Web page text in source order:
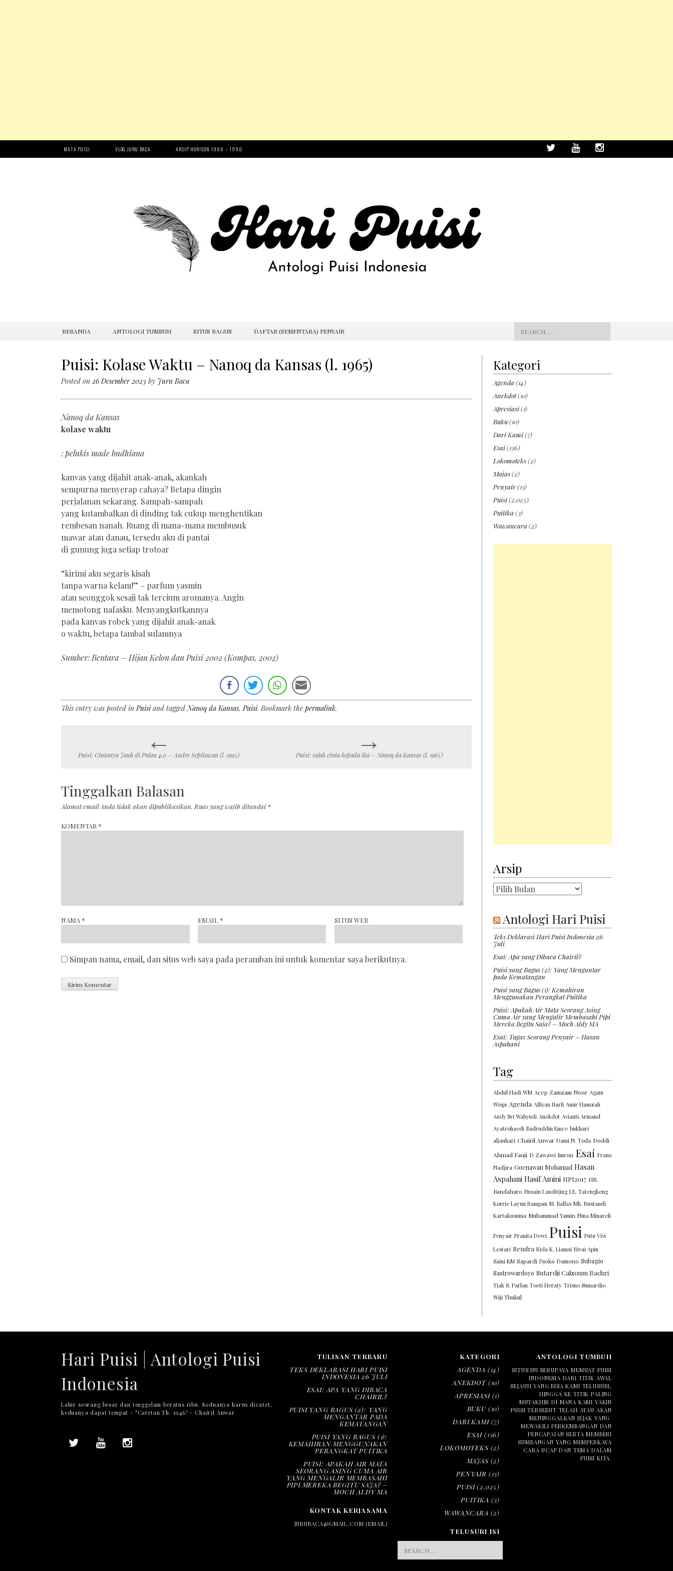
MATA PUISI VLOG JURU BACA ARSIP HORISON 1966 – 1990
SKIP
BERANDA ANTOLOGI TUMBUH SITUS BAGUS DAFTAR (SEMENTARA) PENYAIR
Search
for:
Puisi: Kolase Waktu – Nanoq da Kansas (l. 1965)
Posted on 26 Desember 2023 by Juru Baca
Nanoq da Kansas
kolase waktu
: pelukis made budhiana
kanvas yang dijahit anak-anak, akankah
sempurna menyerap cahaya? Betapa dingin
perjalanan sekarang. Sampah-sampah
yang kutambalkan di dinding tak cukup menghentikan
rembesan nanah. Ruang di mana-mana membusuk
mawar atau danau, tersedu aku di pantai
di gunung juga setiap trotoar
“kirimi aku segaris kisah
tanpa warna kelam!” – parfum yasmin
atau seonggok sesaji tak tercium aromanya. Angin
memotong nafasku. Menyangkutkannya
pada kanvas robek yang dijahit anak-anak
o waktu, betapa tambal sulamnya
Sumber: Bentara – Hijau Kelon dan Puisi 2002 (Kompas, 2002)
This entry was posted inPuisiand taggedNanoq da Kansas,Puisi. Bookmark the permalink.
navigation
←
Puisi: Cintanya Jauh di Pulau 4.0 – Andre Septiawan (l. 1995) →
Puisi: sajak cinta kepada ika – Nanoq da Kansas (l. 1965)
Tinggalkan Balasan
Alamat email Anda tidak akan dipublikasikan. Ruas yang wajib ditandai *
KOMENTAR *
NAMA * EMAIL * SITUS WEB
Simpan nama, email, dan situs web saya pada peramban ini untuk komentar saya berikutnya.
Kategori
Agenda (14)
Anekdot(10)
Apresiasi(1)
Buku(10)
Dari Kami(7)
Esai(136)
Lokomoteks(2)
Majas(2)
Penyair(13)
Puisi(2,025)
Puitika (3)
Wawancara (2)
Arsip
Arsip
Antologi Hari Puisi
Teks Deklarasi Hari Puisi Indonesia 26
Juli
Esai: Apa yang Dibaca Chairil?
Puisi yang Bagus (2): Yang Mengantar
pada Kematangan
Puisi yang Bagus (1): Kemahiran
Menggunakan Perangkat Puitika
Puisi: Apakah Air Mata Seorang Asing
Cuma Air yang Mengalir Membasahi Pipi
Mereka Begitu Saja? – Moch Aldy MA
Esai: Tugas Seorang Penyair – Hasan
Aspahani
Tag
Abdul Hadi WM Acep Zamzam Noor Agam
Wispi Agenda Alfiyan Harfi Amir Hamzah
Andy Sri Wahyudi Anekdot Avianti Armand
Ayatrohaedi Badruddin Emce bukhari
aljauhari Chairil Anwar Dami N. Toda Doddi
Ahmad Fauji D Zawawi Imron Esai Frans
Nadjira Goenawan Mohamad Hasan
Aspahani Hasif Amini HPI2017 HR.
Bandaharo Husain Landitjing J.E. Tatengkeng
Korrie Layun Rampan M. Balfas Mh. Rustandi
Kartakusuma Muhammad Yamin Nina Minareli
Penyair Pranita Dewi Puisi Putu Vivi
Lestari Rendra Rida K. Liamsi Rivai Apin
Saini KM Sapardi Djoko Damono Subagio
Sastrowardoyo Sutardji Calzoum Bachri
Tjak S. Parlan Toeti Heraty Trisno Sumardjo
Wiji Thukul
Hari Puisi | Antologi Puisi
Indonesia
Lahir seorang besar dan tenggelam beratus ribu. Keduanya harus dicatet,
keduanya dapat tempat - "Catetan Th. 1946" - Chairil Anwar
TULISAN TERBARU
TEKS DEKLARASI HARI PUISI
INDONESIA 26 JULI
ESAI: APA YANG DIBACA
CHAIRIL?
PUISI YANG BAGUS (2): YANG
MENGANTAR PADA
KEMATANGAN
PUISI YANG BAGUS (1):
KEMAHIRAN MENGGUNAKAN
PERANGKAT PUITIKA
PUISI: APAKAH AIR MATA
SEORANG ASING CUMA AIR
YANG MENGALIR MEMBASAHI
PIPI MEREKA BEGITU SAJA? –
MOCH ALDY MA
KONTAK KERJASAMA
JURUBACA@GMAIL.COM (EMAIL)
KATEGORI
AGENDA (14)
ANEKDOT(10)
APRESIASI(1)
BUKU(10)
DARI KAMI(7)
ESAI (136)
LOKOMOTEKS(2)
MAJAS(2)
PENYAIR (13)
PUISI(2,025)
PUITIKA (3)
WAWANCARA (2)
TELUSURI ISI
FOR:
ANTOLOGI TUMBUH
SITUS INI BERUPAYA MEMUAT PUISI
INDONESIA DARI TITIK AWAL
SEJAUH YANG BISA KAMI TELUSURI,
HINGGA KE TITIK PALING
MUTAKHIR DI MANA KAMI YAKIN
PUISI TERSEBUT TELAH ATAU AKAN
MENINGGALKAN JEJAK YANG
MEWAKILI PERKEMBANGAN DAN
PENCAPAIAN SERTA MEMBERI
SUMBANGAN YANG MEMPERKAYA
CARA UCAP DAN TEMA DALAM
PUISI KITA.